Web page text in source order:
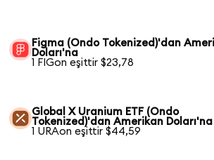
Figma (Ondo Tokenized)'dan
Doları'na
1 FIGon eşittir $23,78
Global X Uranium ETF (Ondo
Tokenized)'dan Amerikan Doları'na
1 URAon eşittir $44,59